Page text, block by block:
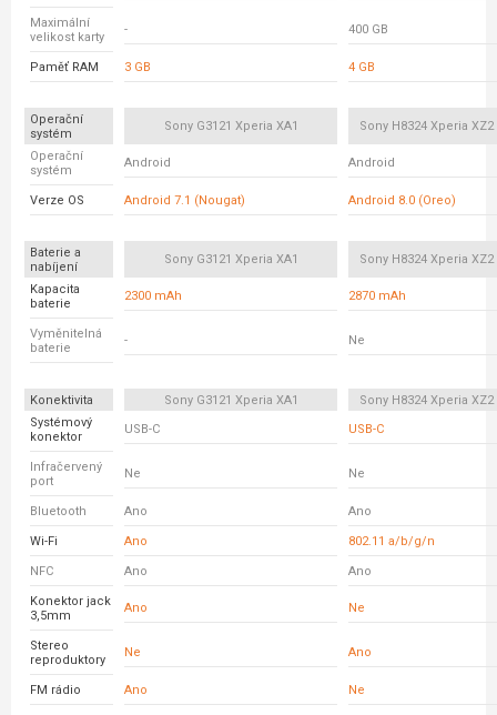
Maximální
velikost karty
- 400 GB
Paměť RAM 3 GB 4 GB
Operační
systém
Sony G3121 Xperia XA1 Sony H8324 Xperia
Operační
systém
Android Android
Verze OS Android 7.1 (Nougat) Android 8.0 (Oreo)
Baterie a
nabíjení
Sony G3121 Xperia XA1 Sony H8324 Xperia
Kapacita
baterie
2300 mAh 2870 mAh
Vyměnitelná
baterie
- Ne
Konektivita Sony G3121 Xperia XA1
Sony H8324 Xperia
Systémový
konektor
USB-C USB-C
Infračervený
port
Ne Ne
Bluetooth Ano Ano
Wi-Fi Ano 802.11 a/b/g/n
NFC Ano Ano
Konektor jack
3,5mm
Ano Ne
Stereo
reproduktory
Ne Ano
FM rádio Ano Ne